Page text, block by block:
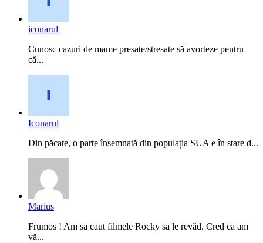
iconarul
Cunosc cazuri de mame presate/stresate să avorteze pentru
că...
Iconarul
Din păcate, o parte însemnată din populația SUA e în stare d...
Marius
Frumos ! Am sa caut filmele Rocky sa le revăd. Cred ca am
vă...